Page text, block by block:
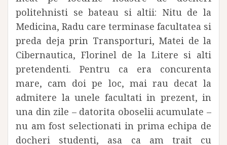
politehnisti se bateau si altii: Nitu de la
Medicina, Radu care terminase facultatea si
preda deja prin Transporturi, Matei de la
Cibernautica, Florinel de la Litere si alti
pretendenti. Pentru ca era concurenta
mare, cam doi pe loc, mai rau decat la
admitere la unele facultati in prezent, in
una din zile – datorita oboselii acumulate –
nu am fost selectionati in prima echipa de
docheri studenti, asa ca am trait cu